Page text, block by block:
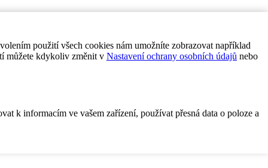
použití všech cookies nám umožníte zobrazovat například
můžete kdykoliv změnit v Nastavení ochrany osobních údajů nebo
k informacím ve vašem zařízení, používat přesná data o poloze a